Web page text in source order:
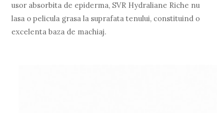
usor absorbita de epiderma, SVR Hydraliane Riche nu
lasa o pelicula grasa la suprafata tenului, constituind o
excelenta baza de machiaj.